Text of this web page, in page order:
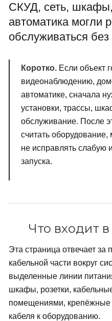
СКУД, сеть,
автоматика могли
обслуживаться
Коротко. Если объект
видеонаблюдению,
автоматике, сначала
установки, трассы,
обслуживание. После
считать
не исправлять слабую
запуска.
Что входит
Эта страница отвечает за
кабельной части вокруг
выделенные линии
шкафы, розетки,
помещениями, крепёжные
кабеля к оборудованию.